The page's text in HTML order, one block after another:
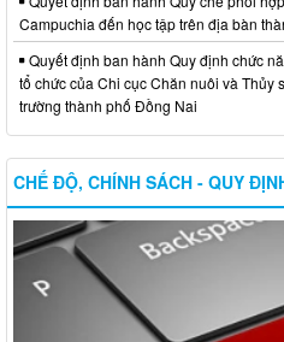
Campuchia đến học tập trên địa bàn
Quyết định ban hành Quy định chức
tổ chức của Chi cục Chăn nuôi và Thủy
trường thành phố Đồng Nai
CHẾ ĐỘ, CHÍNH SÁCH - QUY